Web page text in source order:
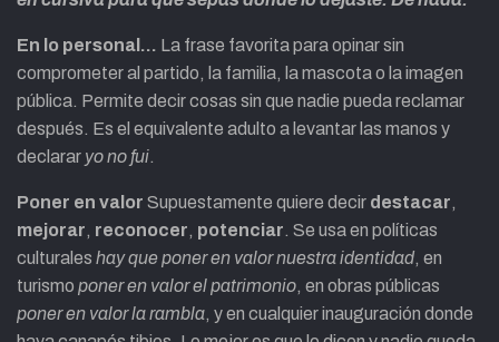
En lo personal… La frase favorita para opinar sin
comprometer al partido, la familia, la mascota o la imagen
pública. Permite decir cosas sin que nadie pueda reclamar
después. Es el equivalente adulto a levantar las manos y
declarar yo no fui.
Poner en valor Supuestamente quiere decir destacar,
mejorar, reconocer, potenciar. Se usa en políticas
culturales hay que poner en valor nuestra identidad, en
turismo poner en valor el patrimonio, en obras públicas
poner en valor la rambla, y en cualquier inauguración donde